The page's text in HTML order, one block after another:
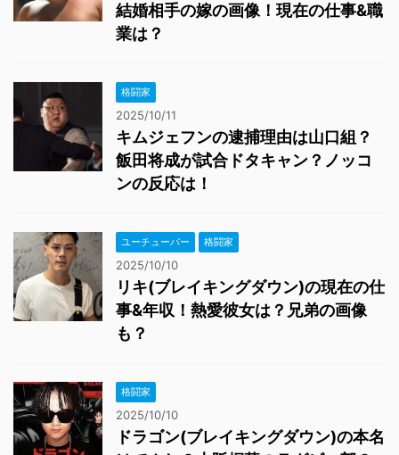
結婚相手の嫁の画像！現在の仕事&職
業は？
格闘家
2025/10/11
キムジェフンの逮捕理由は山口組？
飯田将成が試合ドタキャン？ノッコ
ンの反応は！
ユーチューバー 格闘家
2025/10/10
リキ(ブレイキングダウン)の現在の仕
事&年収！熱愛彼女は？兄弟の画像
も？
格闘家
2025/10/10
ドラゴン(ブレイキングダウン)の本名